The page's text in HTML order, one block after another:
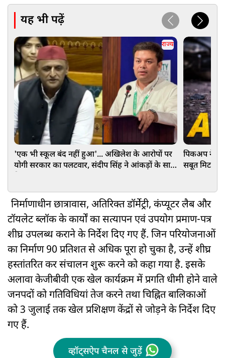
यह भी पढ़ें
राज्य
'एक भी स्कूल बंद नहीं हुआ'... अखिलेश के आरोपों पर
योगी सरकार का पलटवार, संदीप सिंह ने आंकड़ों के साथ
पिकअप ने
सबूत मिटाने
निर्माणाधीन छात्रावास, अतिरिक्त डॉर्मेट्री, कंप्यूटर लैब और
टॉयलेट ब्लॉक के कार्यों का सत्यापन एवं उपयोग प्रमाण-पत्र
शीघ्र उपलब्ध कराने के निर्देश दिए गए हैं. जिन परियोजनाओं
का निर्माण 90 प्रतिशत से अधिक पूरा हो चुका है, उन्हें शीघ्र
हस्तांतरित कर संचालन शुरू करने को कहा गया है. इसके
अलावा केजीबीवी एक खेल कार्यक्रम में प्रगति धीमी होने वाले
जनपदों को गतिविधियां तेज करने तथा चिह्नित बालिकाओं
को 3 जुलाई तक खेल प्रशिक्षण केंद्रों से जोड़ने के निर्देश दिए
गए हैं.
व्हॉट्सऐप चैनल से जुड़ें